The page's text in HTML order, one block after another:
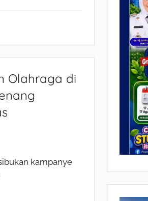
Olahraga di
kampanye